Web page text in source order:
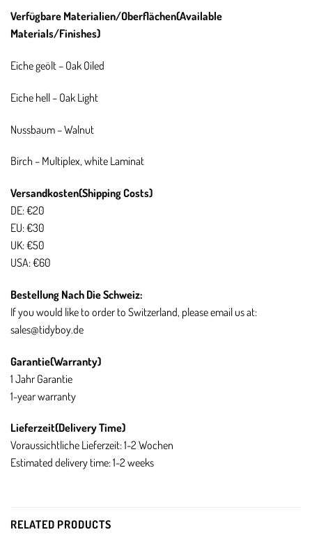
Verfügbare Materialien/Oberflächen(Available
Materials/Finishes)
Eiche geölt – Oak Oiled
Eiche hell – Oak Light
Nussbaum – Walnut
Birch – Multiplex, white Laminat
Versandkosten(Shipping Costs)
DE: €20
EU: €30
UK: €50
USA: €60
Bestellung Nach Die Schweiz:
If you would like to order to Switzerland, please email us at:
sales@tidyboy.de
Garantie(Warranty)
1 Jahr Garantie
1-year warranty
Lieferzeit(Delivery Time)
Voraussichtliche Lieferzeit: 1-2 Wochen
Estimated delivery time: 1-2 weeks
RELATED PRODUCTS